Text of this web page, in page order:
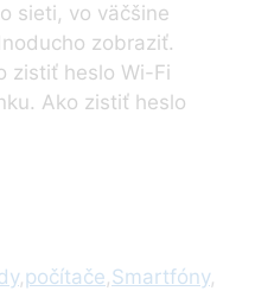
sieti, vo väčšine
zobraziť.
zistiť heslo Wi-Fi
Ako zistiť heslo
,počítače,Smartfóny,